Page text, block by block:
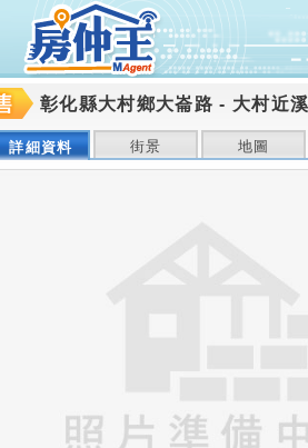
彰化縣大村鄉大崙路 - 大村近
詳細資料 街景 地圖